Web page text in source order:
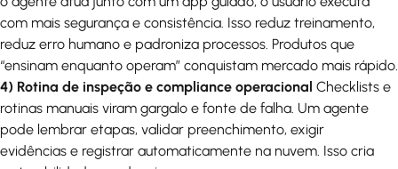
com mais segurança e consistência. Isso reduz treinamento,
reduz erro humano e padroniza processos. Produtos que
“ensinam enquanto operam” conquistam mercado mais rápido.
4) Rotina de inspeção e compliance operacional Checklists e
rotinas manuais viram gargalo e fonte de falha. Um agente
pode lembrar etapas, validar preenchimento, exigir
evidências e registrar automaticamente na nuvem. Isso cria